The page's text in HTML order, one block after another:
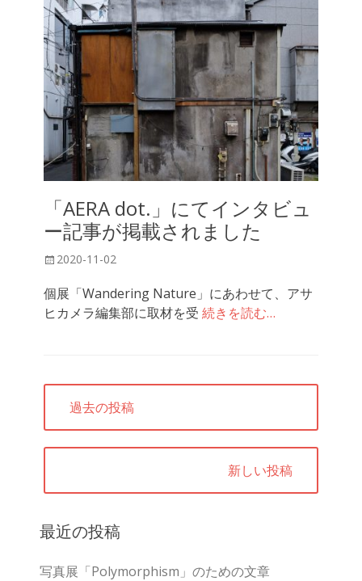
「AERA dot.」にてインタビュ
ー記事が掲載されました
投
日
2020-11-02
個展「Wandering Nature」にあわせて、アサ
ヒカメラ編集部に取材を受 続きを読む…
投
ナ
ビ
ー
シ
ョ
ン
過去の投稿
新しい投稿
最近の投稿
写真展「Polymorphism」のための文章